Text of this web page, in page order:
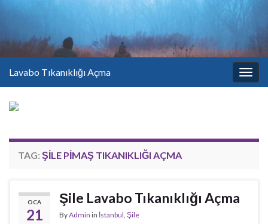
Lavabo Tıkanıklığı Açma
TAG: ŞILE PIMAŞ TIKANIKLIĞI AÇMA
OCA
21
Şile Lavabo Tıkanıklığı Açma
ByAdmin in İstanbul Şile